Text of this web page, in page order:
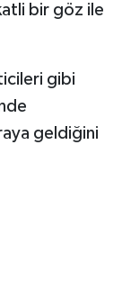
bir göz ile
gibi
geldiğini